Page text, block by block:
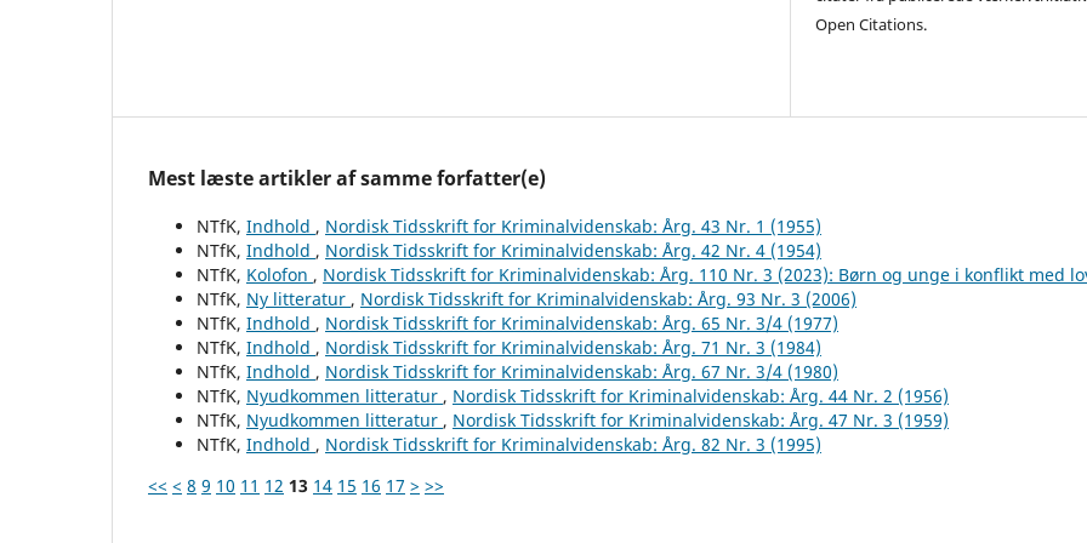
Open Citations.
Mest læste artikler af samme forfatter(e)
NTfK, Indhold , Nordisk Tidsskrift for Kriminalvidenskab: Årg. 43 Nr. 1 (1955)
NTfK, Indhold , Nordisk Tidsskrift for Kriminalvidenskab: Årg. 42 Nr. 4 (1954)
NTfK, Kolofon , Nordisk Tidsskrift for Kriminalvidenskab: Årg. 110 Nr. 3 (2023): Børn og unge i konflikt med
NTfK, Ny litteratur , Nordisk Tidsskrift for Kriminalvidenskab: Årg. 93 Nr. 3 (2006)
NTfK, Indhold , Nordisk Tidsskrift for Kriminalvidenskab: Årg. 65 Nr. 3/4 (1977)
NTfK, Indhold , Nordisk Tidsskrift for Kriminalvidenskab: Årg. 71 Nr. 3 (1984)
NTfK, Indhold , Nordisk Tidsskrift for Kriminalvidenskab: Årg. 67 Nr. 3/4 (1980)
NTfK, Nyudkommen litteratur , Nordisk Tidsskrift for Kriminalvidenskab: Årg. 44 Nr. 2 (1956)
NTfK, Nyudkommen litteratur , Nordisk Tidsskrift for Kriminalvidenskab: Årg. 47 Nr. 3 (1959)
NTfK, Indhold , Nordisk Tidsskrift for Kriminalvidenskab: Årg. 82 Nr. 3 (1995)
<< < 8 9 10 11 12 13 14 15 16 17 > >>